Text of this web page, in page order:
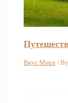
Вкус Мира/ By